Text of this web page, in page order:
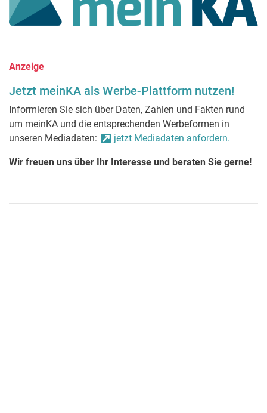
Anzeige
Jetzt meinKA als Werbe-Plattform nutzen!
Informieren Sie sich über Daten, Zahlen und Fakten rund
um meinKA und die entsprechenden Werbeformen in
unseren Mediadaten:
jetzt Mediadaten anfordern.
Wir freuen uns über Ihr Interesse und beraten Sie gerne!